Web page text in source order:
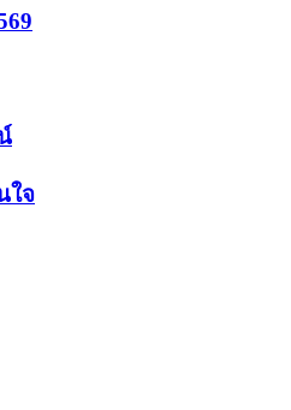
ใจ